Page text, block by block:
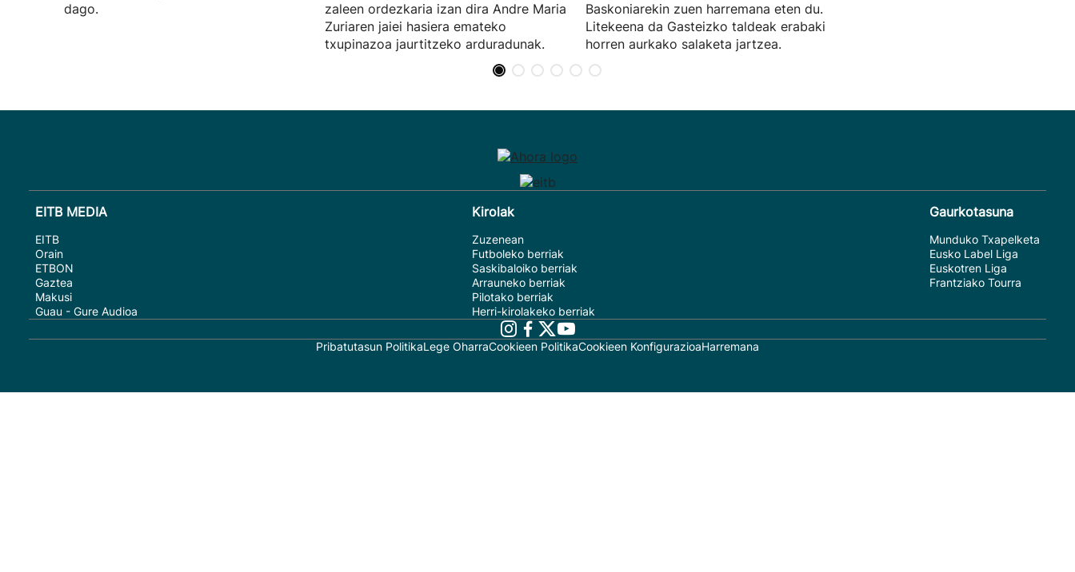
dago.
zaleen ordezkaria izan dira Andre Maria
Zuriaren jaiei hasiera emateko
txupinazoa jaurtitzeko arduradunak.
Baskoniarekin zuen harremana eten du.
Litekeena da Gasteizko taldeak erabaki
horren aurkako salaketa jartzea.
EITB MEDIA
EITB
Orain
ETBON
Gaztea
Makusi
Guau - Gure Audioa
Kirolak
Zuzenean
Futboleko berriak
Saskibaloiko berriak
Arrauneko berriak
Pilotako berriak
Herri-kirolakeko berriak
Gaurkotasuna
Munduko Txapelketa
Eusko Label Liga
Euskotren Liga
Frantziako Tourra
Pribatutasun PolitikaLege OharraCookieen PolitikaCookieen KonfigurazioaHarremana